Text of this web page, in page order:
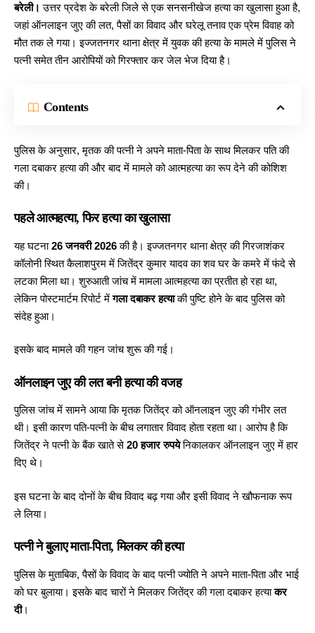
बरेली। उत्तर प्रदेश के बरेली जिले से एक सनसनीखेज हत्या का खुलासा हुआ है,
जहां ऑनलाइन जुए की लत, पैसों का विवाद और घरेलू तनाव एक प्रेम विवाह को
मौत तक ले गया। इज्जतनगर थाना क्षेत्र में युवक की हत्या के मामले में पुलिस ने
पत्नी समेत तीन आरोपियों को गिरफ्तार कर जेल भेज दिया है।
Contents
पुलिस के अनुसार, मृतक की पत्नी ने अपने माता-पिता के साथ मिलकर पति की
गला दबाकर हत्या की और बाद में मामले को आत्महत्या का रूप देने की कोशिश
की।
पहले आत्महत्या, फिर हत्या का खुलासा
यह घटना26 जनवरी 2026की है। इज्जतनगर थाना क्षेत्र की गिरजाशंकर
कॉलोनी स्थित कैलाशपुरम में जितेंद्र कुमार यादव का शव घर के कमरे में फंदे से
लटका मिला था। शुरुआती जांच में मामला आत्महत्या का प्रतीत हो रहा था,
लेकिन पोस्टमार्टम रिपोर्ट मेंगला दबाकर हत्याकी पुष्टि होने के बाद पुलिस को
संदेह हुआ।
इसके बाद मामले की गहन जांच शुरू की गई।
ऑनलाइन जुए की लत बनी हत्या की वजह
पुलिस जांच में सामने आया कि मृतक जितेंद्र को ऑनलाइन जुएकी गंभीरलत
थी। इसी कारण पति-पत्नी के बीच लगातार विवाद होता रहता था। आरोप है कि
जितेंद्र ने पत्नी के बैंक खाते से20 हजार रुपयेनिकालकर ऑनलाइन जुए में हार
दिए थे।
इस घटना केबाद दोनों के बीच विवाद बढ़गया और इसी विवाद ने खौफनाक रूप
ले लिया।
पत्नी ने बुलाए माता-पिता, मिलकर की हत्या
पुलिस के मुताबिक, पैसों के विवाद के बाद पत्नी ज्योति ने अपने माता-पिता और भाई
को घर बुलाया। इसकेबाद चारों ने मिलकर जितेंद्र की गला दबाकर हत्याकर
दी।